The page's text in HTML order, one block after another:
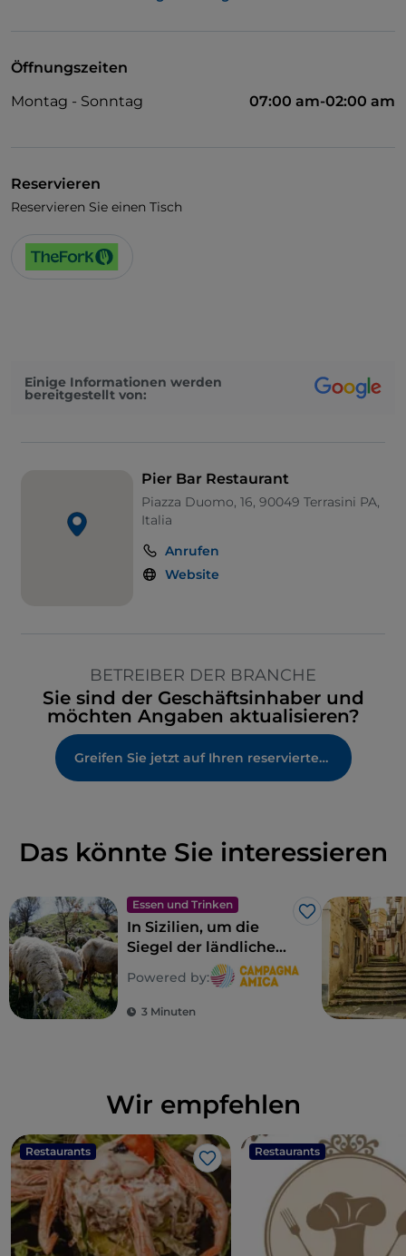
Behindertengerechtes Badezimmer
WLAN
Öffnungszeiten
Montag - Sonntag
07:00 am-02:00 am
Reservieren
Reservieren Sie einen Tisch
Einige Informationen werden
bereitgestellt von:
Pier Bar Restaurant
Piazza Duomo, 16, 90049 Terrasini PA,
Italia
Anrufen
Website
BETREIBER DER BRANCHE
Sie sind der Geschäftsinhaber und
möchten Angaben aktualisieren?
Greifen Sie jetzt auf Ihren reservierten Bereich zu
Das könnte Sie interessieren
Essen und Trinken
Like
In Sizilien, um die
Siegel der ländlichen
Biodiversität zu
entdecken
Powered by:
3 Minuten
Wir empfehlen
Restaurants
Like
Restaurants